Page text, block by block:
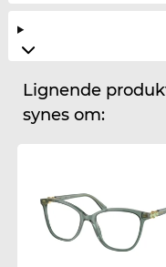
Lignende
synes om: